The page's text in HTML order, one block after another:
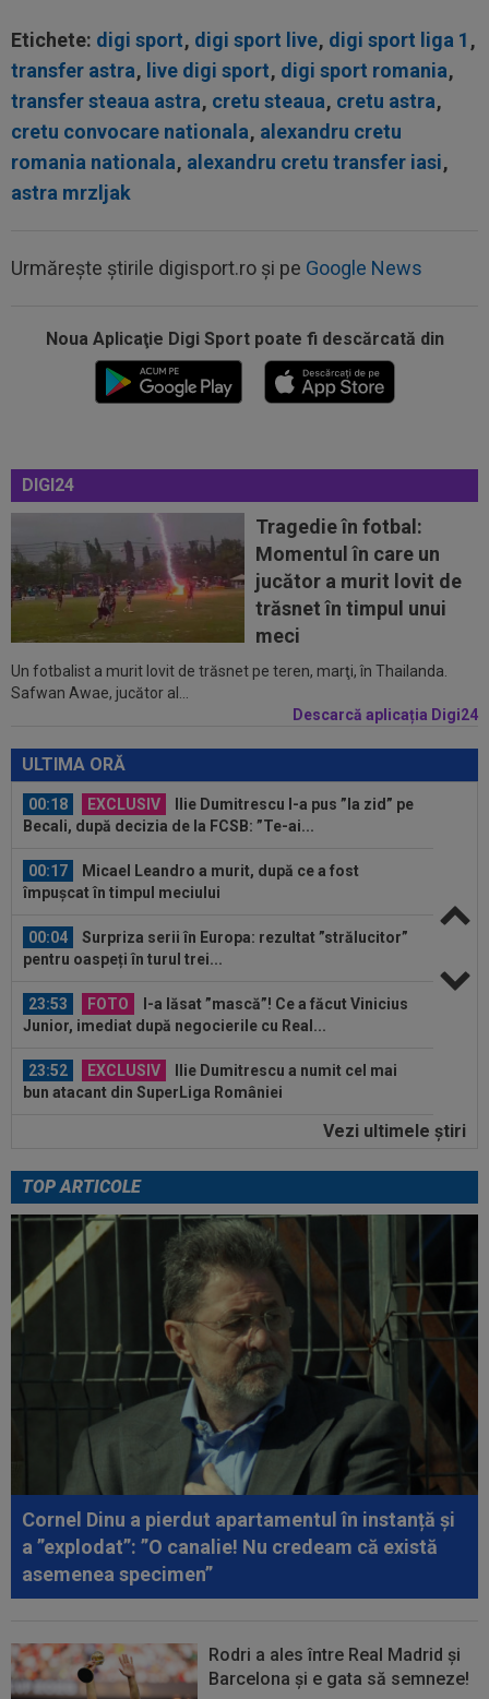
Etichete: digi sport, digi sport live, digi sport liga 1 ,
transfer astra, live digi sport, digi sport romania,
transfer steaua astra, cretu steaua, cretu astra,
cretu convocare nationala, alexandru cretu
romania nationala, alexandru cretu transfer iasi,
astra mrzljak
Urmărește știrile digisport.ro și pe Google News
Noua Aplicaţie Digi Sport poate fi descărcată din
DIGI24
Tragedie în fotbal:
Momentul în care un
jucător a murit lovit de
trăsnet în timpul unui
meci
Un fotbalist a murit lovit de trăsnet pe teren, marţi, în Thailanda.
Safwan Awae, jucător al...
Descarcă aplicația Digi24
ULTIMA ORĂ
00:17
Micael Leandro a murit, după ce a fost
împușcat în timpul meciului
Surpriza serii în Europa: rezultat ”strălucitor”
23:53 FOTO
I-a lăsat ”mască”! Ce a făcut Vinicius
Junior, imediat după negocierile cu Real...
23:52 EXCLUSIV
Ilie Dumitrescu a numit cel mai
bun atacant din SuperLiga României
23:51
Surpriza din preliminariile Champions League
le-a rupt seria de victorii...
00:22 EXCLUSIV Dan Petrescu s-a decis
00:18 EXCLUSIV
Ilie Dumitrescu l-a pus ”la zid” pe
Becali, după decizia de la FCSB: ”Te-ai...
00:17
Micael Leandro a murit, după ce a fost
împușcat în timpul meciului
00:04
Surpriza serii în Europa: rezultat ”strălucitor”
pentru oaspeți în turul trei...
23:53 FOTO
I-a lăsat ”mască”! Ce a făcut Vinicius
Junior, imediat după negocierile cu Real...
23:52 EXCLUSIV
Ilie Dumitrescu a numit cel mai
bun atacant din SuperLiga României
Surpriza din preliminariile Champions League
00:22 EXCLUSIV Dan Petrescu s-a decis
00:19 Jovo Lukic e în fața transferului carierei
Ilie Dumitrescu l-a pus ”la zid” pe
Becali, după decizia de la FCSB: ”Te-ai...
Micael Leandro a murit, după ce a fost
împușcat în timpul meciului
Surpriza serii în Europa: rezultat ”strălucitor”
pentru oaspeți în turul trei...
Vezi ultimele ştiri
TOP ARTICOLE
Cornel Dinu a pierdut apartamentul în instanță și
a ”explodat”: ”O canalie! Nu credeam că există
asemenea specimen”
Rodri a ales între Real Madrid și
Barcelona și e gata să semneze!